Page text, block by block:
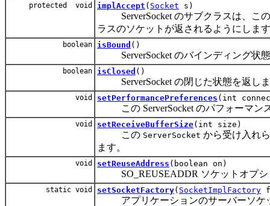
protected void implAccept ( Socket s)
ServerSocket のサブクラスは、この
ラスのソケットが返されるようにしま
boolean isBound ()
ServerSocket のバインディング状
boolean isClosed ()
ServerSocket の閉じた状態を返し
void setPerformancePreferences (int
この ServerSocket のパフォーマン
void setReceiveBufferSize(int size)
この ServerSocket から受け入れ
ます。
void setReuseAddress (boolean on)
SO_REUSEADDR ソケットオプシ
static void setSocketFactory( SocketImplFactory
アプリケーションのサーバーソケ